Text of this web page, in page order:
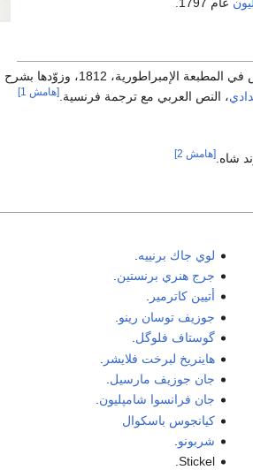
عام 1797.
1812، وزوّدها بشرح بالعربية.
، النص العربي مع ترجمة فرنسية.[هامش 1]
شاه.[هامش 2]
لوي جاك برنييه
جرج هنري برنستين
أتيين كاترمير .
جوزيف توسان رينو
گوستاف فلوگل
هاينريخ لبرخت فلايشر
جان جوزيف مارسيل
جان فرانسوا شامپليون.
كيانجوس باسكوال
شربونو
Stickel.